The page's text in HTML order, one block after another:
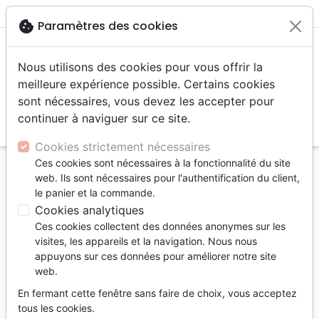
menu
Accueil Livres Commentaires Jude
Jude
Filtrer tune
cookie Paramètres des cookies
Nous utilisons des cookies pour vous offrir la
meilleure expérience possible. Certains cookies
sont nécessaires, vous devez les accepter pour
continuer à naviguer sur ce site.
Cookies strictement nécessaires
Ces cookies sont nécessaires à la fonctionnalité du site
web. Ils sont nécessaires pour l'authentification du client,
le panier et la commande.
Cookies analytiques
Ces cookies collectent des données anonymes sur les
visites, les appareils et la navigation. Nous nous
appuyons sur ces données pour améliorer notre site
web.
En fermant cette fenêtre sans faire de choix, vous acceptez
tous les cookies.